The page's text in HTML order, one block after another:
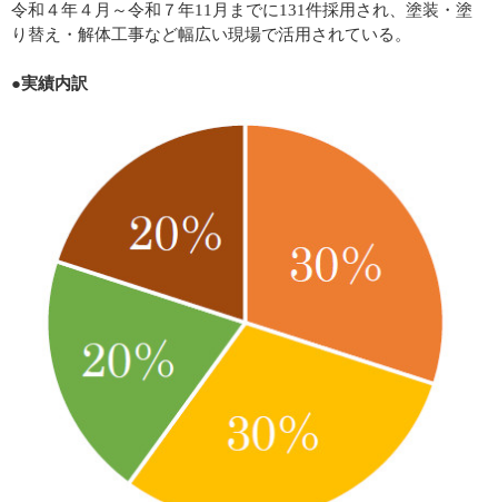
令和４年４月～令和７年11月までに131件採用され、塗装・塗
り替え・解体工事など幅広い現場で活用されている。
●実績内訳